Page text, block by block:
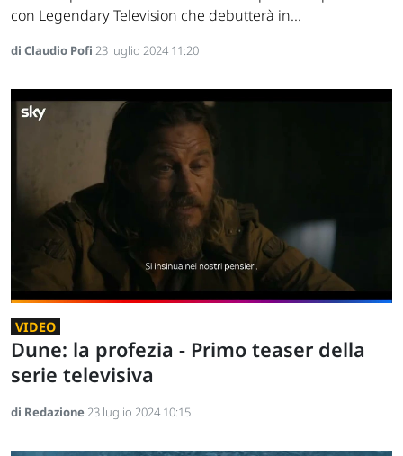
con Legendary Television che debutterà in...
di Claudio Pofi 23 luglio 2024 11:20
VIDEO
Dune: la profezia - Primo teaser della
serie televisiva
di Redazione23 luglio 2024 10:15